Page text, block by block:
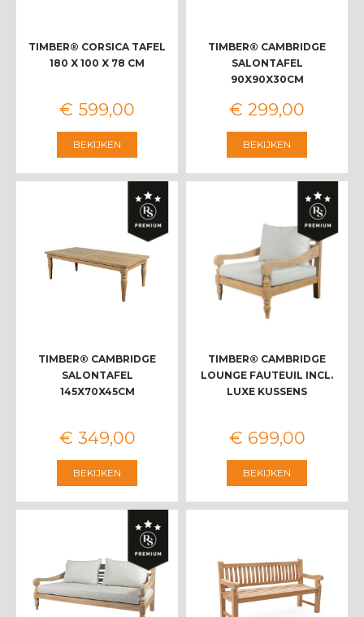
TIMBER® CORSICA TAFEL
180 X 100 X 78 CM
€ 599,00
BEKIJKEN
TIMBER® CAMBRIDGE
SALONTAFEL
90X90X30CM
€ 299,00
BEKIJKEN
TIMBER® CAMBRIDGE
SALONTAFEL
145X70X45CM
€ 349,00
BEKIJKEN
TIMBER® CAMBRIDGE
LOUNGE FAUTEUIL INCL.
LUXE KUSSENS
€ 699,00
BEKIJKEN